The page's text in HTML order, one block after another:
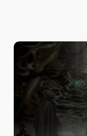
Review
Tormentum